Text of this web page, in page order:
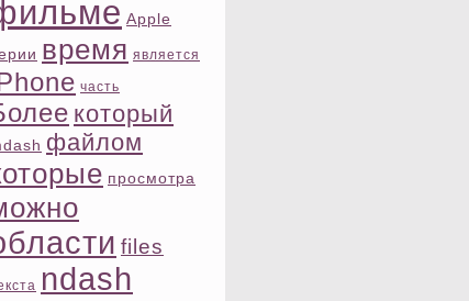
Apple
время является
часть
котοрый
файлом
просмотра
files
ndash